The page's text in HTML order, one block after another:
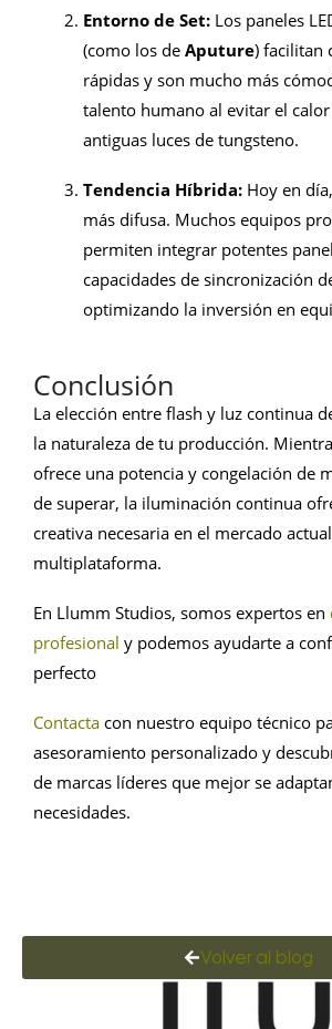
Entorno de Set: Los paneles
(como los de Aputure) facilitan
rápidas y son mucho más
talento humano al evitar el
antiguas luces de tungsteno.
Tendencia Híbrida: Hoy en
más difusa. Muchos equipos
permiten integrar potentes
capacidades de sincronización
optimizando la inversión en
Conclusión
La elección entre flash y luz continua
la naturaleza de tu producción.
ofrece una potencia y congelación de
de superar, la iluminación continua
creativa necesaria en el mercado
multiplataforma.
En Llumm Studios, somos expertos en
profesional y podemos ayudarte a
perfecto
Contacta con nuestro equipo técnico
asesoramiento personalizado y
de marcas líderes que mejor se
necesidades.
Volver al blog